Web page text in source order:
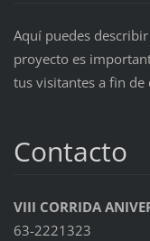
Aquí puedes
proyecto es
tus visitantes a fin de
Contacto
VIII CORRIDA
63-2221323